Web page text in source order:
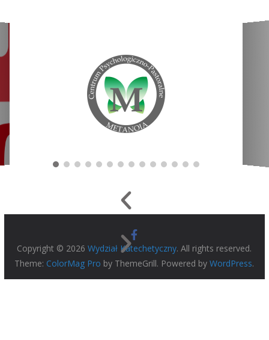
Copyright © 2026Wydział Katechetyczny. All rights reserved.
Theme: ColorMag Pro by ThemeGrill. Powered byWordPress.